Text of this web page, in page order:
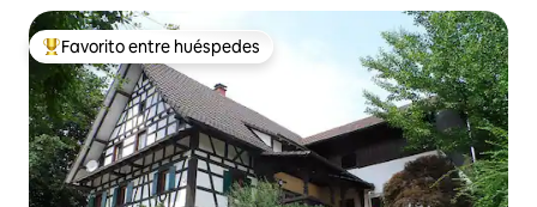
De los mejores en Favorito entre huéspedes
Favorito entre huéspedes